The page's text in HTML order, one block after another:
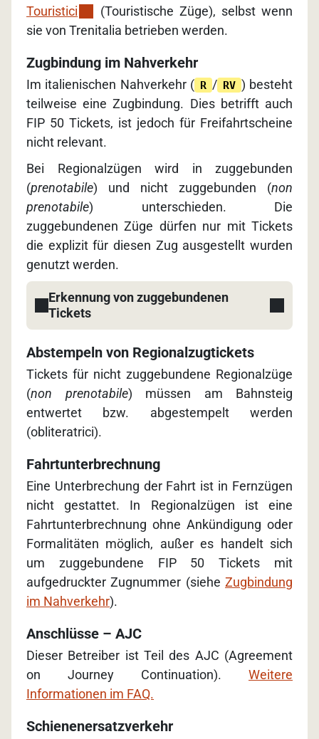
Touristici
(Touristische Züge), selbst wenn
sie von Trenitalia betrieben werden.
Zugbindung im Nahverkehr
Im italienischen Nahverkehr ( R / RV ) besteht
teilweise eine Zugbindung. Dies betrifft auch
FIP 50 Tickets, ist jedoch für Freifahrtscheine
nicht relevant.
Bei Regionalzügen wird in zuggebunden
(prenotabile) und nicht zuggebunden (non
prenotabile) unterschieden. Die
zuggebundenen Züge dürfen nur mit Tickets
die explizit für diesen Zug ausgestellt wurden
genutzt werden.
Erkennung von zuggebundenen
Tickets
Abstempeln von Regionalzugtickets
Tickets für nicht zuggebundene Regionalzüge
(non prenotabile) müssen am Bahnsteig
entwertet bzw. abgestempelt werden
(obliteratrici).
Fahrtunterbrechnung
Eine Unterbrechung der Fahrt ist in Fernzügen
nicht gestattet. In Regionalzügen ist eine
Fahrtunterbrechnung ohne Ankündigung oder
Formalitäten möglich, außer es handelt sich
um zuggebundene FIP 50 Tickets mit
aufgedruckter Zugnummer (siehe Zugbindung
im Nahverkehr).
Anschlüsse – AJC
Dieser Betreiber ist Teil des AJC (Agreement
on Journey Continuation). Weitere
Informationen im FAQ.
Schienenersatzverkehr